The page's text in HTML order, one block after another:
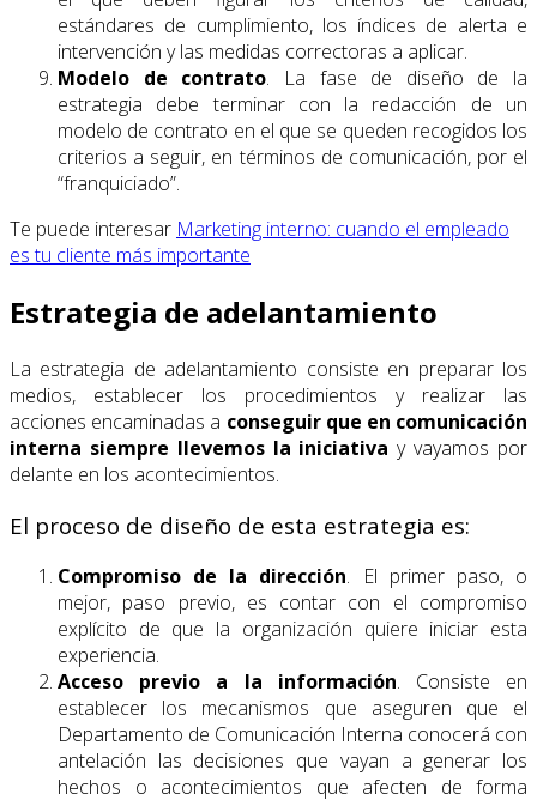
estándares de cumplimiento, los índices de alerta e
intervención y las medidas correctoras a aplicar.
Modelo de contrato. La fase de diseño de la
estrategia debe terminar con la redacción de un
modelo de contrato en el que se queden recogidos los
criterios a seguir, en términos de comunicación, por el
“franquiciado”.
Te puede interesar Marketing interno: cuando el empleado
es tu cliente más importante
Estrategia de adelantamiento
La estrategia de adelantamiento consiste en preparar los
medios, establecer los procedimientos y realizar las
acciones encaminadas a conseguir que en comunicación
interna siempre llevemos la iniciativay vayamos por
delante en los acontecimientos.
El proceso de diseño de esta estrategia es:
Compromiso de la dirección. El primer paso, o
mejor, paso previo, es contar con el compromiso
explícito de que la organización quiere iniciar esta
experiencia.
Acceso previo a la información. Consiste en
establecer los mecanismos que aseguren que el
Departamento de Comunicación Interna conocerá con
antelación las decisiones que vayan a generar los
hechos o acontecimientos que afecten de forma